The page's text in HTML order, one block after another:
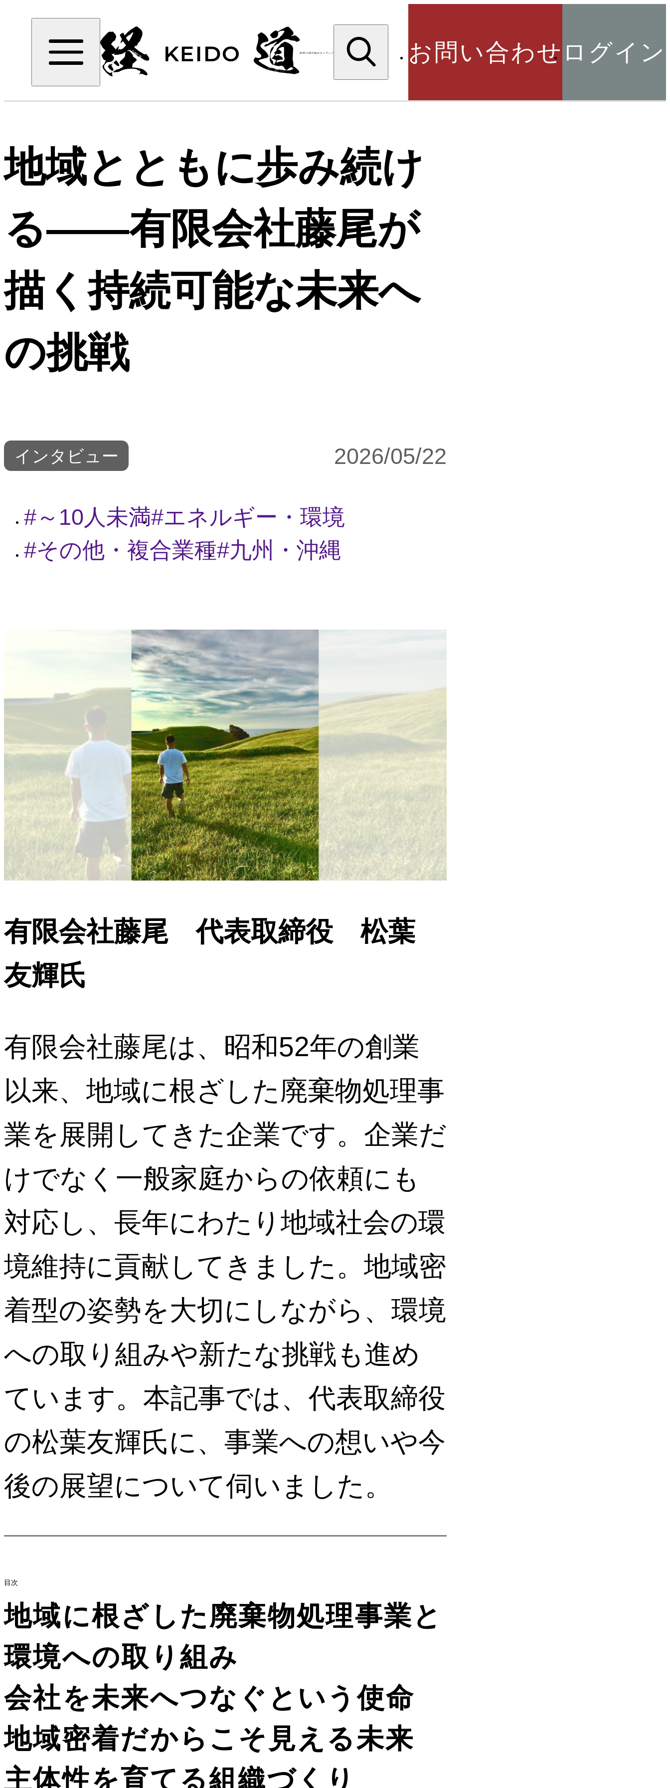
お問い合わせ ログイン
検索
地域とともに歩み続け
る――有限会社藤尾が
描く持続可能な未来へ
の挑戦
インタビュー 2026/05/22
～10人未満 エネルギー・環境
その他・複合業種 九州・沖縄
有限会社藤尾 代表取締役 松葉
友輝氏
有限会社藤尾は、昭和52年の創業
以来、地域に根ざした廃棄物処理事
業を展開してきた企業です。企業だ
けでなく一般家庭からの依頼にも
対応し、長年にわたり地域社会の環
境維持に貢献してきました。地域密
着型の姿勢を大切にしながら、環境
への取り組みや新たな挑戦も進め
ています。本記事では、代表取締役
の松葉友輝氏に、事業への想いや今
後の展望について伺いました。
目次
地域に根ざした廃棄物処理事業と
環境への取り組み
会社を未来へつなぐという使命
地域密着だからこそ見える未来
主体性を育てる組織づくり